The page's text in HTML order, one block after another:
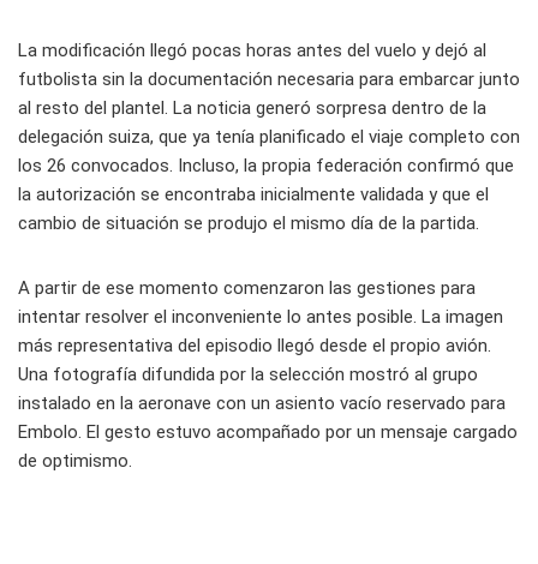
La modificación llegó pocas horas antes del vuelo y dejó al
futbolista sin la documentación necesaria para embarcar junto
al resto del plantel. La noticia generó sorpresa dentro de la
delegación suiza, que ya tenía planificado el viaje completo con
los 26 convocados. Incluso, la propia federación confirmó que
la autorización se encontraba inicialmente validada y que el
cambio de situación se produjo el mismo día de la partida.
A partir de ese momento comenzaron las gestiones para
intentar resolver el inconveniente lo antes posible. La imagen
más representativa del episodio llegó desde el propio avión.
Una fotografía difundida por la selección mostró al grupo
instalado en la aeronave con un asiento vacío reservado para
Embolo. El gesto estuvo acompañado por un mensaje cargado
de optimismo.